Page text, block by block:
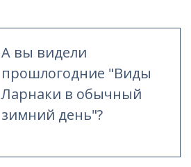
А вы видели
прошлогодние "Виды
Ларнаки в обычный
зимний день"?